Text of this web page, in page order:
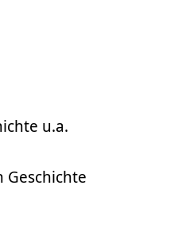
u.a.
Geschichte